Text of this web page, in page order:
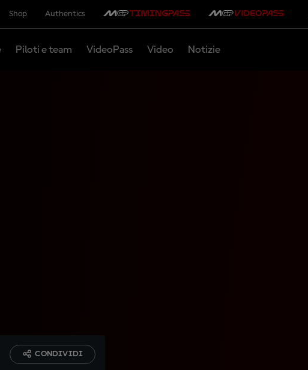
Shop Authentics
Piloti e team VideoPass Video Notizie
CONDIVIDI